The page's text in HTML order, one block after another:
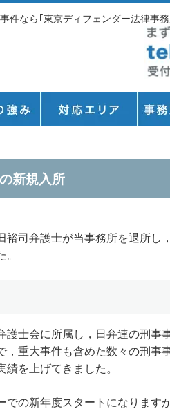
件なら｢東京ディフェンダー法律事
新規入所
裕司弁護士が当事務所を退所し
護士会に所属し，日弁連の刑事
，重大事件も含めた数々の刑事
を上げてきました。
での新年度スタートになります